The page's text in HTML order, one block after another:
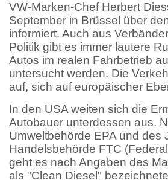
VW-Marken-Chef Herbert
September in Brüssel über
informiert. Auch aus
Politik gibt es immer lautere
Autos im realen Fahrbetrieb
untersucht werden. Die
auf, sich auf europäischer
In den USA weiten sich die
Autobauer unterdessen aus.
Umweltbehörde EPA und des
Handelsbehörde FTC
geht es nach Angaben des
als "Clean Diesel"